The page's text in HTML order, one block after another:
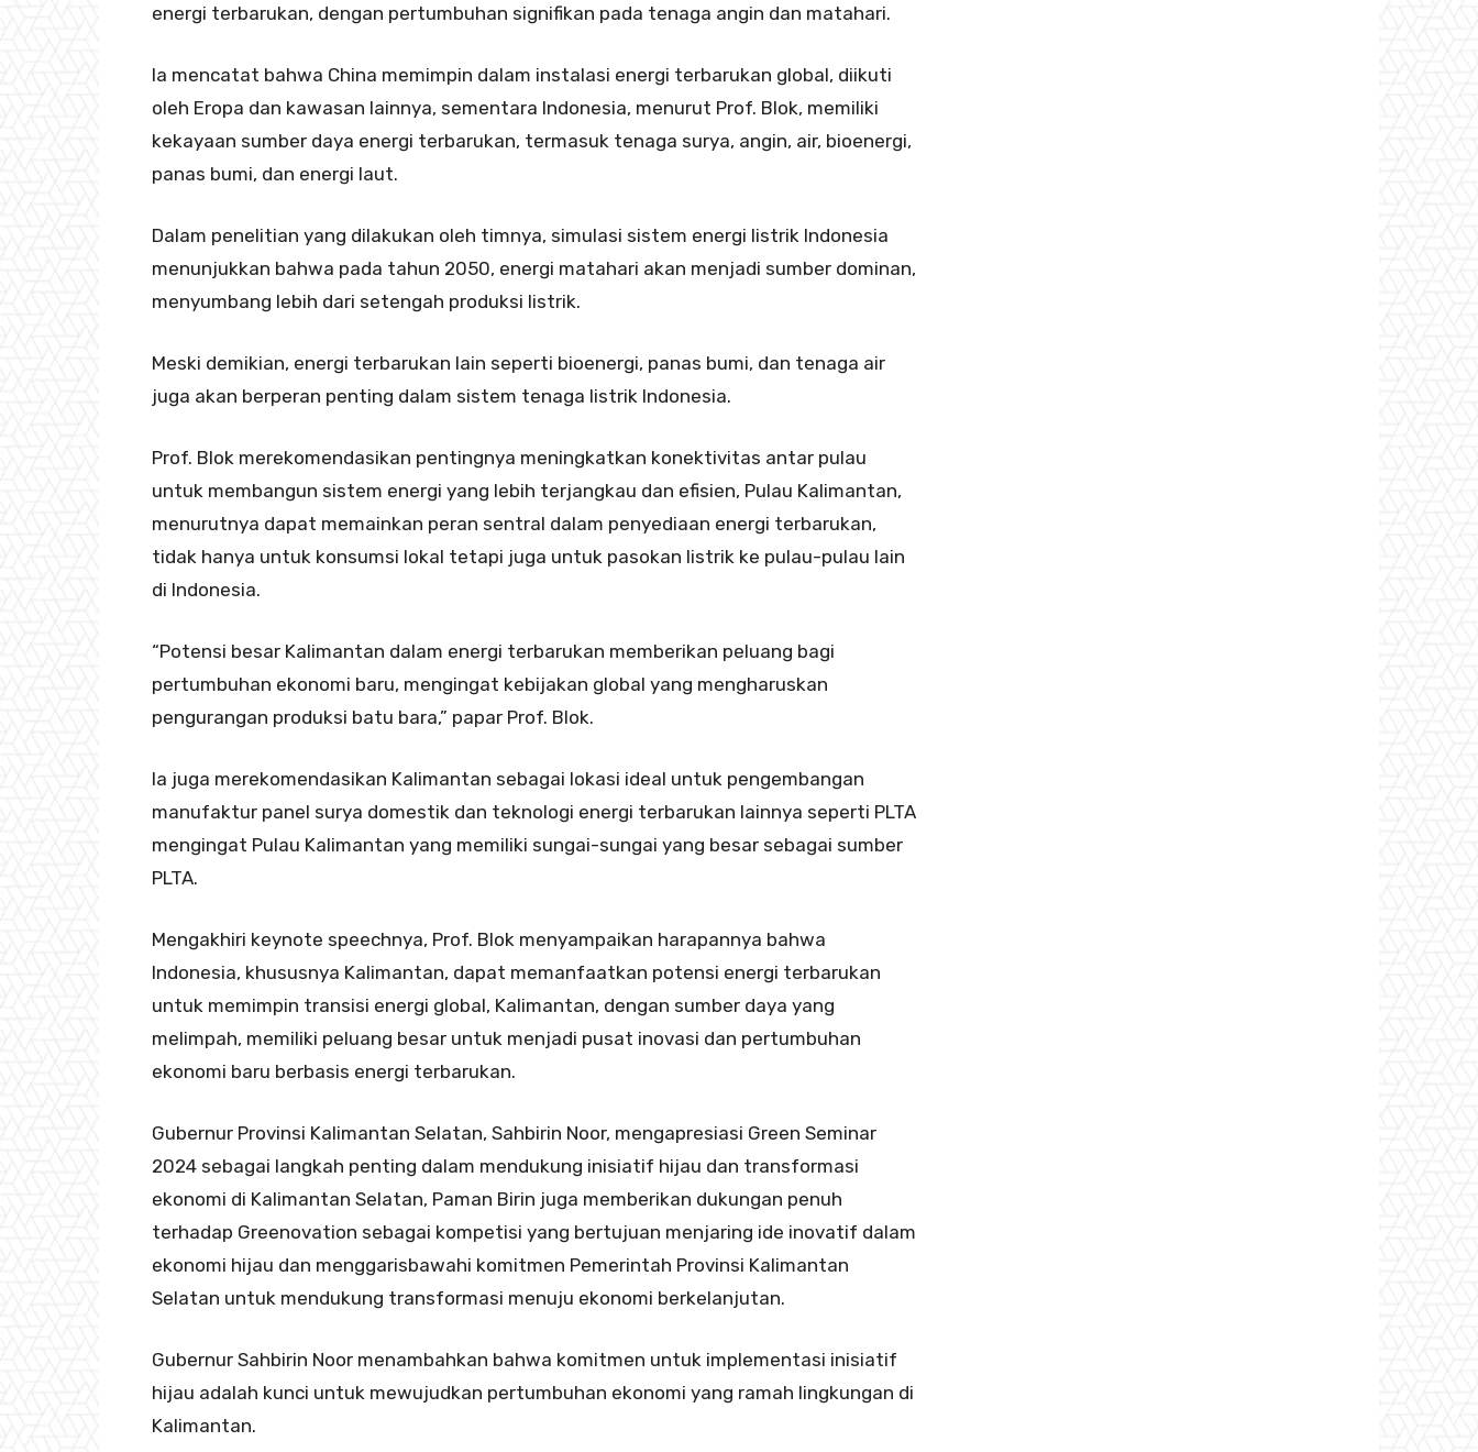
energi terbarukan, dengan pertumbuhan signifikan pada tenaga angin dan matahari.
Ia mencatat bahwa China memimpin dalam instalasi energi terbarukan global, diikuti
oleh Eropa dan kawasan lainnya, sementara Indonesia, menurut Prof. Blok, memiliki
kekayaan sumber daya energi terbarukan, termasuk tenaga surya, angin, air, bioenergi,
panas bumi, dan energi laut.
Dalam penelitian yang dilakukan oleh timnya, simulasi sistem energi listrik Indonesia
menunjukkan bahwa pada tahun 2050, energi matahari akan menjadi sumber dominan,
menyumbang lebih dari setengah produksi listrik.
Meski demikian, energi terbarukan lain seperti bioenergi, panas bumi, dan tenaga air
juga akan berperan penting dalam sistem tenaga listrik Indonesia.
Prof. Blok merekomendasikan pentingnya meningkatkan konektivitas antar pulau
untuk membangun sistem energi yang lebih terjangkau dan efisien, Pulau Kalimantan,
menurutnya dapat memainkan peran sentral dalam penyediaan energi terbarukan,
tidak hanya untuk konsumsi lokal tetapi juga untuk pasokan listrik ke pulau-pulau lain
di Indonesia.
“Potensi besar Kalimantan dalam energi terbarukan memberikan peluang bagi
pertumbuhan ekonomi baru, mengingat kebijakan global yang mengharuskan
pengurangan produksi batu bara,” papar Prof. Blok.
Ia juga merekomendasikan Kalimantan sebagai lokasi ideal untuk pengembangan
manufaktur panel surya domestik dan teknologi energi terbarukan lainnya seperti PLTA
mengingat Pulau Kalimantan yang memiliki sungai-sungai yang besar sebagai sumber
PLTA.
Mengakhiri keynote speechnya, Prof. Blok menyampaikan harapannya bahwa
Indonesia, khususnya Kalimantan, dapat memanfaatkan potensi energi terbarukan
untuk memimpin transisi energi global, Kalimantan, dengan sumber daya yang
melimpah, memiliki peluang besar untuk menjadi pusat inovasi dan pertumbuhan
ekonomi baru berbasis energi terbarukan.
Gubernur Provinsi Kalimantan Selatan, Sahbirin Noor, mengapresiasi Green Seminar
2024 sebagai langkah penting dalam mendukung inisiatif hijau dan transformasi
ekonomi di Kalimantan Selatan, Paman Birin juga memberikan dukungan penuh
terhadap Greenovation sebagai kompetisi yang bertujuan menjaring ide inovatif dalam
ekonomi hijau dan menggarisbawahi komitmen Pemerintah Provinsi Kalimantan
Selatan untuk mendukung transformasi menuju ekonomi berkelanjutan.
Gubernur Sahbirin Noor menambahkan bahwa komitmen untuk implementasi inisiatif
hijau adalah kunci untuk mewujudkan pertumbuhan ekonomi yang ramah lingkungan di
Kalimantan.